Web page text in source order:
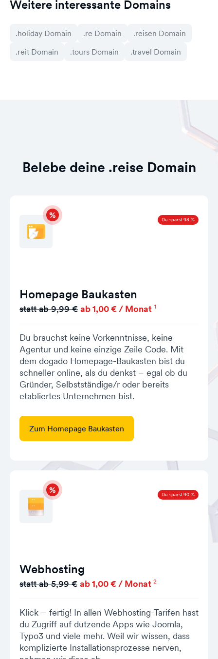
Weitere interessante Domains
.holiday Domain .re Domain
.reisen Domain
.reit Domain
.tours Domain .travel Domain
Belebe deine .reise Domain
Du sparst 93 %
Homepage Baukasten
statt ab 9,99 € ab 1,00 € / Monat 1
Du brauchst keine Vorkenntnisse, keine
Agentur und keine einzige Zeile Code. Mit
dem dogado Homepage-Baukasten bist du
schneller online, als du denkst – egal ob du
Gründer, Selbstständige/r oder bereits
etabliertes Unternehmen bist.
Zum Homepage Baukasten
Du sparst 90 %
Webhosting
statt ab 5,99 € ab 1,00 € / Monat 2
Klick – fertig! In allen Webhosting-Tarifen hast
du Zugriff auf dutzende Apps wie Joomla,
Typo3 und viele mehr. Weil wir wissen, dass
komplizierte Installationsprozesse nerven,